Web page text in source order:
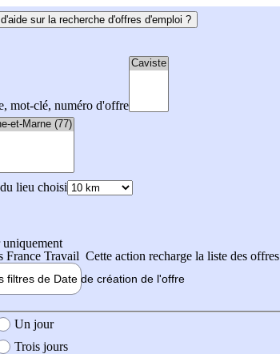
sur la recherche d'offres d'emploi ?
mot-clé, numéro d'offre
lieu choisi
France Travail Cette action recharge la liste des offres
filtres de Date de création de l'offre
création de l'offre
Un jour
Trois jours